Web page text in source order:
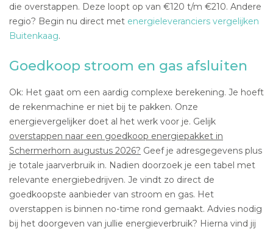
die overstappen. Deze loopt op van €120 t/m €210. Andere
regio? Begin nu direct met energieleveranciers vergelijken
Buitenkaag.
Goedkoop stroom en gas afsluiten
Ok: Het gaat om een aardig complexe berekening. Je hoeft
de rekenmachine er niet bij te pakken. Onze
energievergelijker doet al het werk voor je. Gelijk
overstappen naar een goedkoop energiepakket in
Schermerhorn augustus 2026? Geef je adresgegevens plus
je totale jaarverbruik in. Nadien doorzoek je een tabel met
relevante energiebedrijven. Je vindt zo direct de
goedkoopste aanbieder van stroom en gas. Het
overstappen is binnen no-time rond gemaakt. Advies nodig
bij het doorgeven van jullie energieverbruik? Hierna vind jij